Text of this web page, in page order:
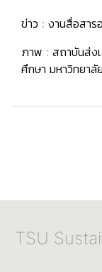
ข่าว : งานสื่อสาร
ภาพ : สถาบันส่ง
ศึกษา มหาวิทยา
TSU